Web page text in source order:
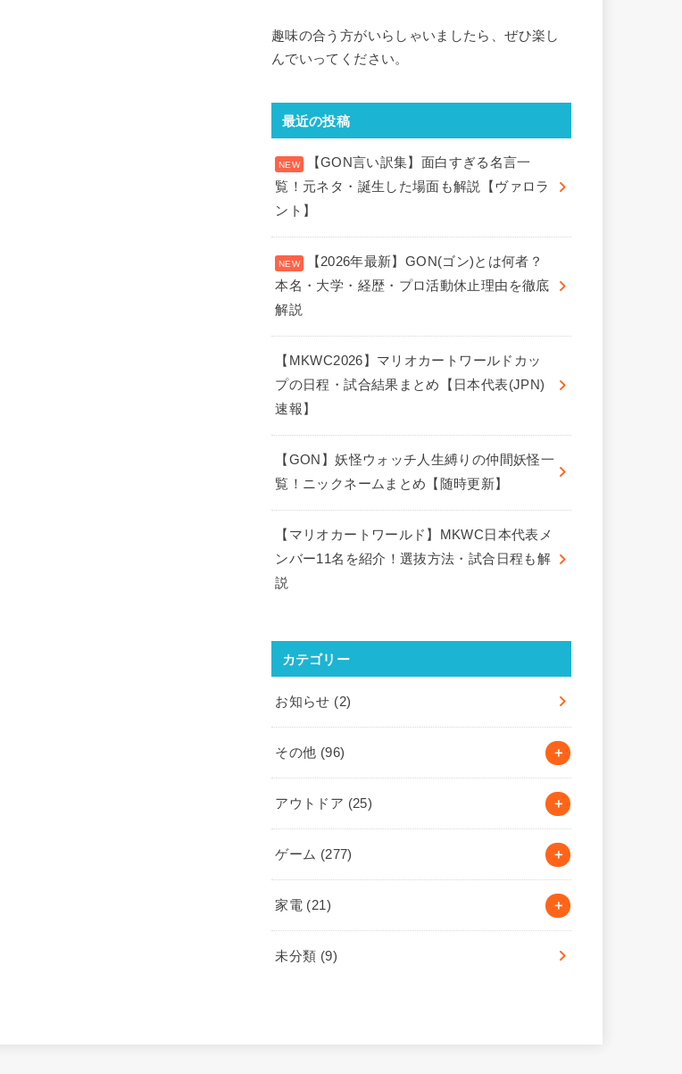
趣味の合う方がいらしゃいましたら、ぜひ楽し
んでいってください。
最近の投稿
【GON言い訳集】面白すぎる名言一
覧！元ネタ・誕生した場面も解説【ヴァロラ
ント】
【2026年最新】GON(ゴン)とは何者？
本名・大学・経歴・プロ活動休止理由を徹底
解説
【MKWC2026】マリオカートワールドカッ
プの日程・試合結果まとめ【日本代表(JPN)
速報】
【GON】妖怪ウォッチ人生縛りの仲間妖怪一
覧！ニックネームまとめ【随時更新】
【マリオカートワールド】MKWC日本代表メ
ンバー11名を紹介！選抜方法・試合日程も解
説
カテゴリー
お知らせ (2)
その他 (96)
アウトドア (25)
ゲーム (277)
家電 (21)
未分類 (9)